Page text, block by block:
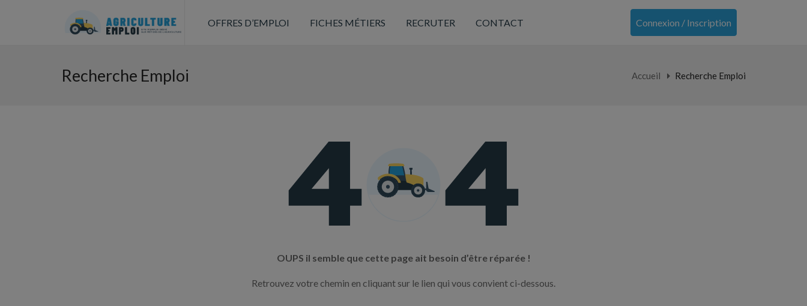
OFFRES D’EMPLOI FICHES MÉTIERS RECRUTER CONTACT Connexion / Inscription
Recherche Emploi Accueil Recherche Emploi
OUPS il semble que cette page ait besoin d’être réparée !
Retrouvez votre chemin en cliquant sur le lien qui vous convient ci-dessous.